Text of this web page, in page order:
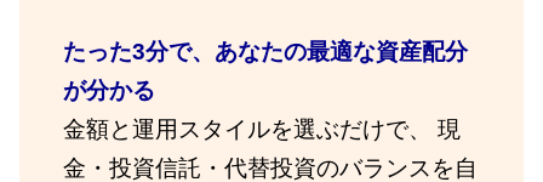
たった3分で、あなたの最適な資産配分
が分かる
金額と運用スタイルを選ぶだけで、 現
金・投資信託・代替投資のバランスを自